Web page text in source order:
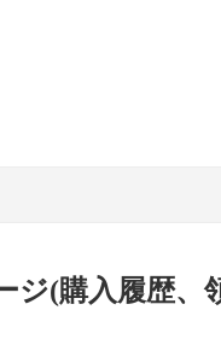
ジ(購入履歴、